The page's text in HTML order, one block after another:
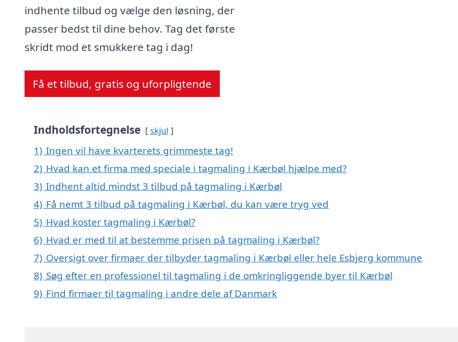
indhente tilbud og vælge den løsning, der
passer bedst til dine behov. Tag det første
skridt mod et smukkere tag i dag!
Få et tilbud, gratis og uforpligtende
Indholdsfortegnelse skjul
1) Ingen vil have kvarterets grimmeste tag!
2) Hvad kan et firma med speciale i tagmaling i Kærbøl hjælpe med?
3) Indhent altid mindst 3 tilbud på tagmaling i Kærbøl
4) Få nemt 3 tilbud på tagmaling i Kærbøl, du kan være tryg ved
5) Hvad koster tagmaling i Kærbøl?
6) Hvad er med til at bestemme prisen på tagmaling i Kærbøl?
7) Oversigt over firmaer der tilbyder tagmaling i Kærbøl eller hele Esbjerg kommune
8) Søg efter en professionel til tagmaling i de omkringliggende byer til Kærbøl
9) Find firmaer til tagmaling i andre dele af Danmark